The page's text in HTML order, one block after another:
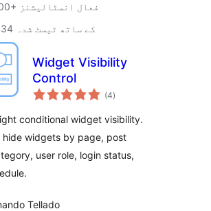
5,000+ فعال انسٹالیشنز
4.4.34 کے ساتھ ٹیسٹ شدہ
Widget Visibility
Control
(4مجموعی
درجہ
)
conditional widget visibility.
hide widgets by page, post
user role, login status,
Tellado